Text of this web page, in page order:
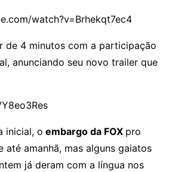
watch?v=Brhekqt7ec4
de 4 minutos com a participação
anunciando seu novo trailer que
inicial, o embargo da FOX pro
até amanhã, mas alguns gaiatos
já deram com a língua nos